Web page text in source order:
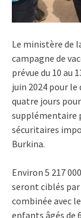
Le ministère de
campagne de
prévue du 10 au
juin 2024 pour le
quatre jours
supplémentaire
sécuritaires
Burkina.
Environ 5 217
seront ciblés
combinée avec
enfants âgés de